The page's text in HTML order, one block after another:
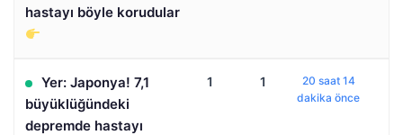
hastayı böyle korudular
Yer: Japonya! 7,1
büyüklüğündeki
depremde hastayı
1 1
20 saat 14
dakika önce